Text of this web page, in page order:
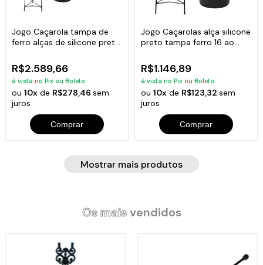
Jogo Caçarola tampa de
ferro alças de silicone preto
R$2.589,66
à vista no Pix ou Boleto
ou10x de R$278,46sem
juros
Comprar
Jogo Caçarolas alça silicone
preto tampa ferro 16 ao
R$1.146,89
à vista no Pix ou Boleto
ou 10xde R$123,32 sem
juros
Comprar
Mostrar mais produtos
Os maisvendidos